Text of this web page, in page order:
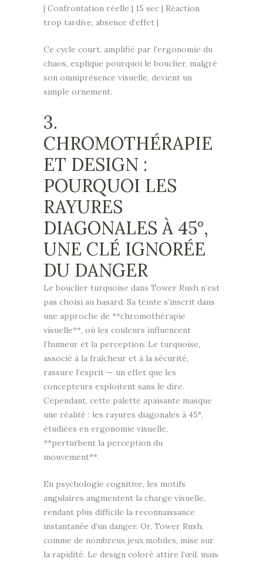
| Confrontation réelle | 15 sec | Réaction
trop tardive, absence d’effet |
Ce cycle court, amplifié par l’ergonomie du
chaos, explique pourquoi le bouclier, malgré
son omniprésence visuelle, devient un
simple ornement.
3.
CHROMOTHÉRAPIE
ET DESIGN :
POURQUOI LES
RAYURES
DIAGONALES À 45°,
UNE CLÉ IGNORÉE
DU DANGER
Le bouclier turquoise dans Tower Rush n’est
pas choisi au hasard. Sa teinte s’inscrit dans
une approche de **chromothérapie
visuelle**, où les couleurs influencent
l’humeur et la perception. Le turquoise,
associé à la fraîcheur et à la sécurité,
rassure l’esprit — un effet que les
concepteurs exploitent sans le dire.
Cependant, cette palette apaisante masque
une réalité : les rayures diagonales à 45°,
étudiées en ergonomie visuelle,
**perturbent la perception du
mouvement**.
En psychologie cognitive, les motifs
angulaires augmentent la charge visuelle,
rendant plus difficile la reconnaissance
instantanée d’un danger. Or, Tower Rush,
comme de nombreux jeux mobiles, mise sur
la rapidité. Le design coloré attire l’œil, mais